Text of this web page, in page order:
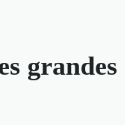
grandes